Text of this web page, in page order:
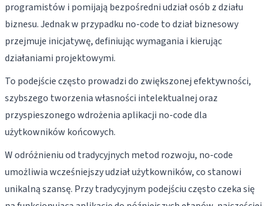
programistów i pomijają bezpośredni udział osób z działu
biznesu. Jednak w przypadku no-code to dział biznesowy
przejmuje inicjatywę, definiując wymagania i kierując
działaniami projektowymi.
To podejście często prowadzi do zwiększonej efektywności,
szybszego tworzenia własności intelektualnej oraz
przyspieszonego wdrożenia aplikacji no-code dla
użytkowników końcowych.
W odróżnieniu od tradycyjnych metod rozwoju, no-code
umożliwia wcześniejszy udział użytkowników, co stanowi
unikalną szansę. Przy tradycyjnym podejściu często czeka się